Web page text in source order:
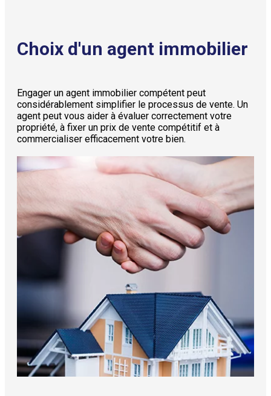
Choix d'un agent immobilier
Engager un agent immobilier compétent peut
considérablement simplifier le processus de vente. Un
agent peut vous aider à évaluer correctement votre
propriété, à fixer un prix de vente compétitif et à
commercialiser efficacement votre bien.